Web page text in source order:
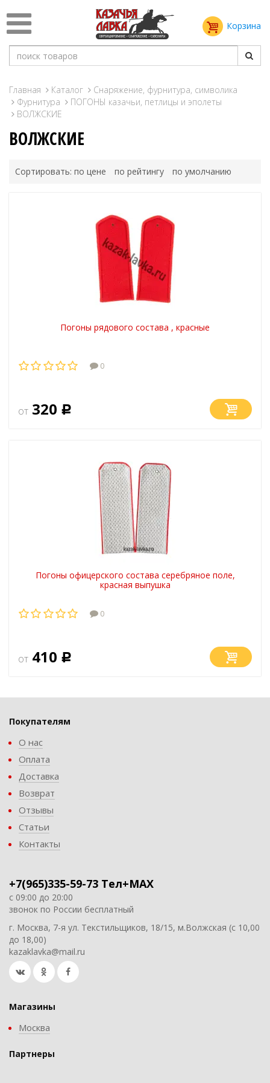
Корзина
Главная Каталог
Снаряжение, фурнитура, символика
Фурнитура
ПОГОНЫ казачьи, петлицы и эполеты
ВОЛЖСКИЕ
ВОЛЖСКИЕ
Сортировать: по цене по рейтингу по умолчанию
Погоны рядового состава , красные
0
от 320 Р
Погоны офицерского состава серебряное поле,
красная выпушка
0
от 410 Р
Покупателям
О нас
Оплата
Доставка
Возврат
Отзывы
Статьи
Контакты
+7(965)335-59-73 Тел+MAX
с 09:00 до 20:00
звонок по России бесплатный
г. Москва, 7-я ул. Текстильщиков, 18/15, м.Волжская (с 10,00
до 18,00)
kazaklavka@mail.ru
Магазины
Москва
Партнеры